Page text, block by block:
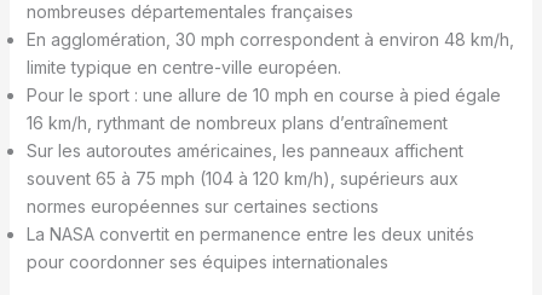
nombreuses départementales françaises
En agglomération, 30 mph correspondent à environ 48 km/h,
limite typique en centre-ville européen.
Pour le sport : une allure de 10 mph en course à pied égale
16 km/h, rythmant de nombreux plans d’entraînement
Sur les autoroutes américaines, les panneaux affichent
souvent 65 à 75 mph (104 à 120 km/h), supérieurs aux
normes européennes sur certaines sections
La NASA convertit en permanence entre les deux unités
pour coordonner ses équipes internationales